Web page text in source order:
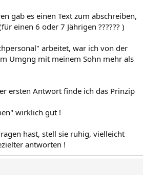
gab es einen Text zum abschreiben,
einen 6 oder 7 Jährigen ?????? )
arbeitet, war ich von der
Umgng mit meinem Sohn mehr als
ersten Antwort finde ich das Prinzip
wirklich gut !
hast, stell sie ruhig, vielleicht
antworten !